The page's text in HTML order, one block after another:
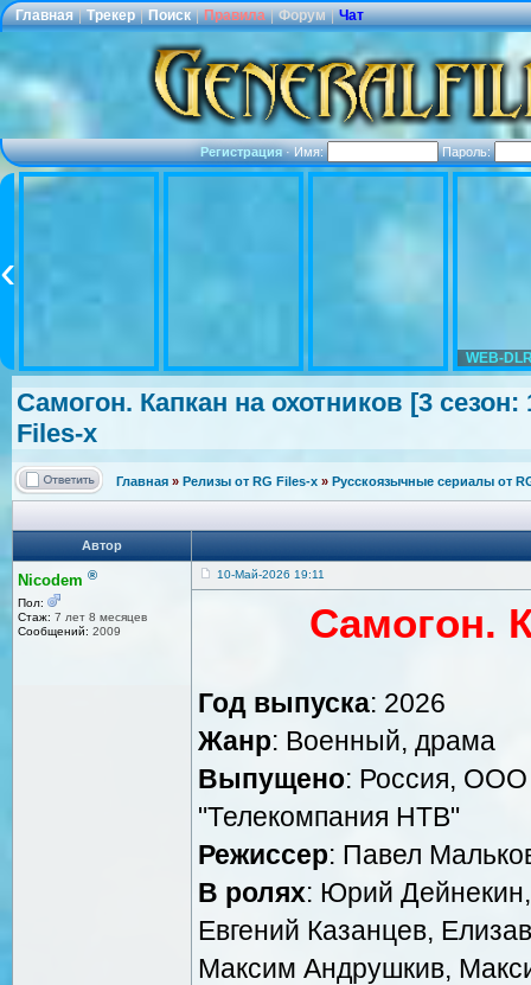
Главная | Трекер | Поиск | Правила | Форум | Чат
Регистрация·Имя: Пароль:
WEB-
Самогон. Капкан на охотников [3
Files-x
Главная » Релизы от RG Files-x » Русскоязычные сериалы от
Автор
Nicodem ®
Пол:
Стаж: 7 лет 8 месяцев
Сообщений: 2009
10-Май-2026 19:11
Самогон.
Год выпуска: 2026
Жанр: Военный, драма
Выпущено: Россия,
"Телекомпания НТВ"
Режиссер: Павел
В ролях: Юрий
Евгений Казанцев,
Максим Андрушкив,